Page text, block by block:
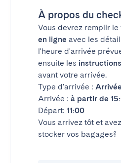
À propos du
Vous devrez remplir le
en ligne avec les
l'heure d'arrivée
ensuite les
avant votre arrivée.
Type d'arrivée :
Arrivée : à partir de
Départ: 11:00
Vous arrivez tôt et
stocker vos bagages?